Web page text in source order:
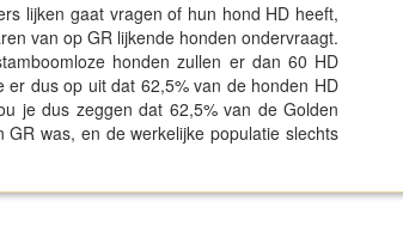
lijken gaat vragen of hun hond HD heeft,
van op GR lijkende honden ondervraagt.
honden zullen er dan 60 HD
dus op uit dat 62,5% van de honden HD
je dus zeggen dat 62,5% van de Golden
was, en de werkelijke populatie slechts